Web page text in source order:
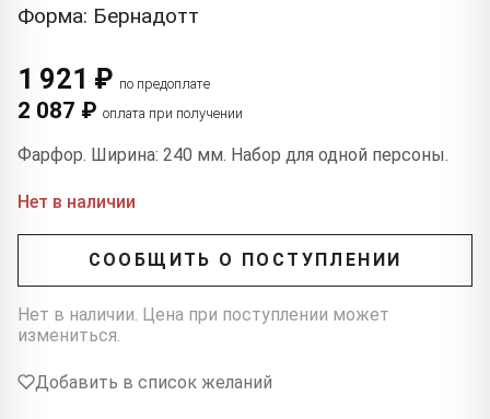
Форма: Бернадотт
1 921 ₽ по предоплате
2 087 ₽ оплата при получении
Фарфор. Ширина: 240 мм. Набор для одной персоны.
Нет в наличии
СООБЩИТЬ О ПОСТУПЛЕНИИ
Нет в наличии. Цена при поступлении может
измениться.
Добавить в список желаний